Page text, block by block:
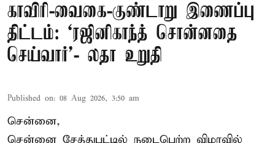
காவிரி-வைகை-குண்டாறு இணைப்பு
திட்டம்: ‘ரஜினிகாந்த் சொன்னதை
செய்வார்’- லதா உறுதி
Published on: 08 Aug 2026, 3:50 am
சென்னை,
சென்னை சேத்துபட்டில் நடைபெற்ற விழாவில்